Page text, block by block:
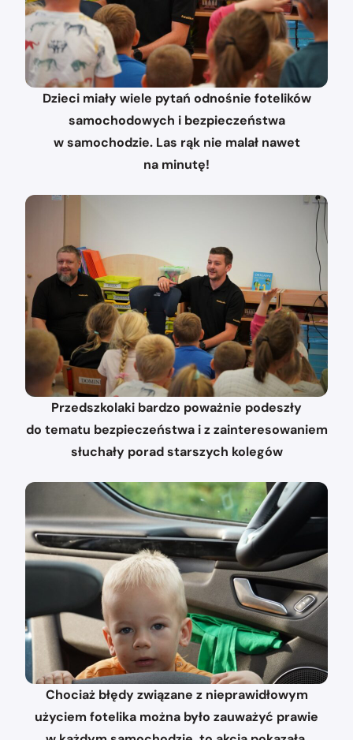
Dzieci miały wiele pytań odnośnie fotelików
samochodowych i bezpieczeństwa
w samochodzie. Las rąk nie malał nawet
na minutę!
Przedszkolaki bardzo poważnie podeszły
do tematu bezpieczeństwa i z zainteresowaniem
słuchały porad starszych kolegów
Chociaż błędy związane z nieprawidłowym
użyciem fotelika można było zauważyć prawie